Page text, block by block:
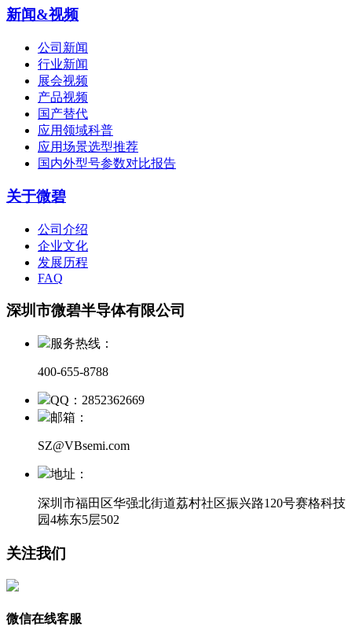
新闻&视频
公司新闻
行业新闻
展会视频
产品视频
国产替代
应用领域科普
应用场景选型推荐
国内外型号参数对比报告
关于微碧
公司介绍
企业文化
发展历程
FAQ
深圳市微碧半导体有限公司
服务热线：
400-655-8788
QQ：2852362669
邮箱：
SZ@VBsemi.com
地址：
深圳市福田区华强北街道荔村社区振兴路120号赛格科技
园4栋东5层502
关注我们
微信在线客服